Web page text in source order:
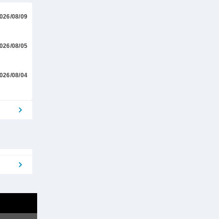
08/09
08/05
08/04